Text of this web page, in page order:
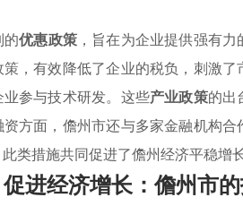
的优惠政策，旨在为企业提供强有力
，有效降低了企业的税负，刺激
参与技术研发。这些产业政策的出
方面，儋州市还与多家金融机构
类措施共同促进了儋州经济平稳增
促进经济增长：儋州市